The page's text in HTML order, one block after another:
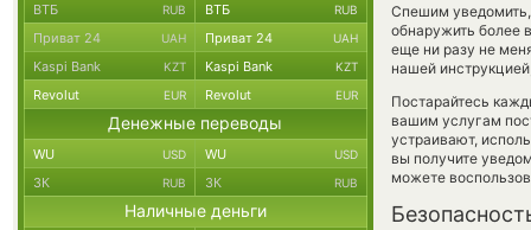
Спешим
обнаружить более
еще ни разу не
нашей
Постарайтесь
вашим услугам
устраивают,
вы получите
можете
ВТБ RUB ВТБ RUB
Приват 24 UAH Приват 24 UAH
Kaspi Bank KZT Kaspi Bank KZT
Revolut EUR Revolut EUR
Денежные переводы
WU USD WU USD
ЗК RUB ЗК RUB
Наличные деньги